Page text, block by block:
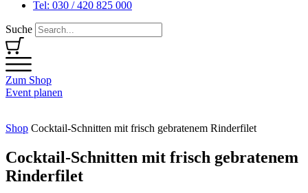
Tel: 030 / 420 825 000
Suche
Zum Shop
Event planen
Shop Cocktail-Schnitten mit frisch gebratenem Rinderfilet
Cocktail-Schnitten mit frisch gebratenem
Rinderfilet